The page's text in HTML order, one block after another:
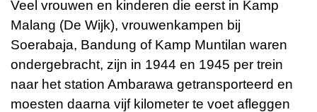
Veel vrouwen en kinderen die eerst in Kamp
Malang (De Wijk), vrouwenkampen bij
Soerabaja, Bandung of Kamp Muntilan waren
ondergebracht, zijn in 1944 en 1945 per trein
naar het station Ambarawa getransporteerd en
moesten daarna vijf kilometer te voet afleggen